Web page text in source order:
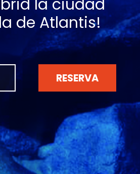
la ciudad
de Atlantis!
RESERVA